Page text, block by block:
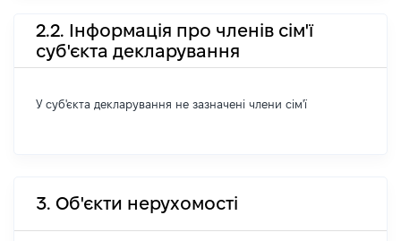
2.2. Інформація про членів сім'ї
суб'єкта декларування
У суб'єкта декларування не зазначені члени сім'ї
3. Об'єкти нерухомості